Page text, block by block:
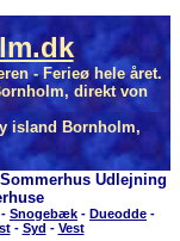
- Ferieø hele året.
direkt von
island Bornholm,
Udlejning
- Snogebæk - Dueodde -
- Syd - Vest